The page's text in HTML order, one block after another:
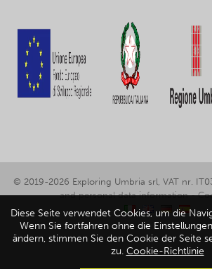
© 2019-2026 Exploring Umbria srl, VAT nr.
and personal data information-
Diese Seite verwendet Cookies, um die
Wenn Sie fortfahren ohne die
ändern, stimmen Sie den Cookie der Seite
zu. Cookie-Richtlinie